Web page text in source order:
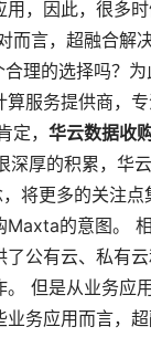
用，因此，很多
而言，超融合解
理的选择吗？
算服务提供商，
定， 华云数据收
深厚的积累，华
，将更多的关注
Maxta的意图。
了公有云、私有
。 但是从业务应
业务应用而言，